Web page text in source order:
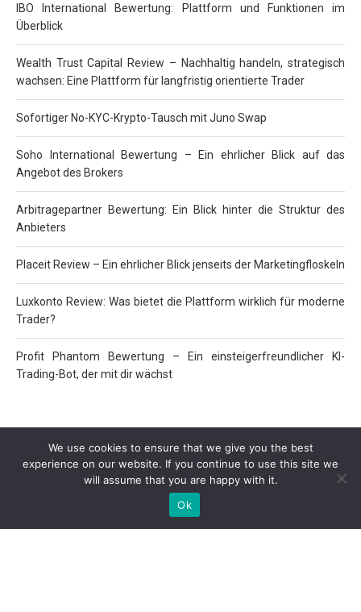
IBO International Bewertung: Plattform und Funktionen im
Überblick
Wealth Trust Capital Review – Nachhaltig handeln, strategisch
wachsen: Eine Plattform für langfristig orientierte Trader
Sofortiger No-KYC-Krypto-Tausch mit Juno Swap
Soho International Bewertung – Ein ehrlicher Blick auf das
Angebot des Brokers
Arbitragepartner Bewertung: Ein Blick hinter die Struktur des
Anbieters
Placeit Review – Ein ehrlicher Blick jenseits der Marketingfloskeln
Luxkonto Review: Was bietet die Plattform wirklich für moderne
Trader?
Profit Phantom Bewertung – Ein einsteigerfreundlicher KI-
Trading-Bot, der mit dir wächst
We use cookies to ensure that we give you the best
experience on our website. If you continue to use this site we
will assume that you are happy with it.
Ok